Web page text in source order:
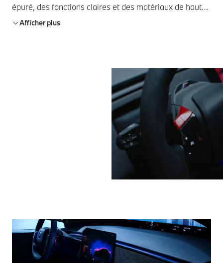
épuré, des fonctions claires et des matériaux de haute
qualité créent une atmosphère de concentration,
Afficher plus